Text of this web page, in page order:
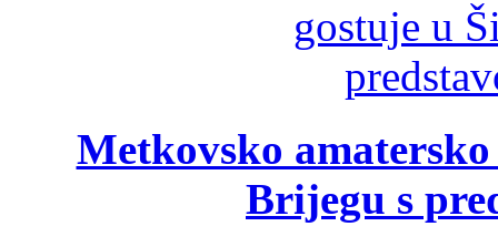
Metkovsko
Brijegu s